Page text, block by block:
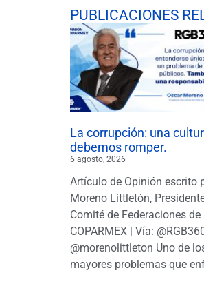
PUBLICACIONES
La corrupción: una
debemos romper.
6 agosto, 2026
Artículo de Opinión escrito
Moreno Littletón,
Comité de Federaciones de
COPARMEX | Vía:
@morenolittleton Uno de
mayores problemas que